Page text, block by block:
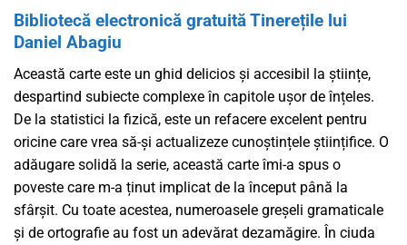
Bibliotecă electronică gratuită Tinerețile lui
Daniel Abagiu
Această carte este un ghid delicios și accesibil la științe,
despartind subiecte complexe în capitole ușor de înțeles.
De la statistici la fizică, este un refacere excelent pentru
oricine care vrea să-și actualizeze cunoștințele științifice. O
adăugare solidă la serie, această carte îmi-a spus o
poveste care m-a ținut implicat de la început până la
sfârșit. Cu toate acestea, numeroasele greșeli gramaticale
și de ortografie au fost un adevărat dezamăgire. În ciuda